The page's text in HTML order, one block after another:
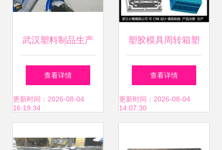
武汉塑料制品生产
商 塑料模具加工厂
家 津澳橡塑制品
查看详情
更新时间：2026-08-04
16:19:34
塑胶模具周转箱塑
胶模具 加工厂
查看详情
更新时间：2026-08-04
14:07:30